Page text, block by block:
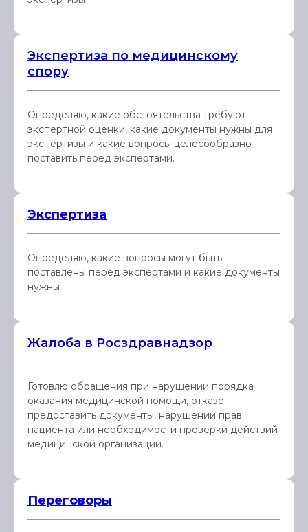
Экспертиза по медицинскому
спору
Определяю, какие обстоятельства требуют
экспертной оценки, какие документы нужны для
экспертизы и какие вопросы целесообразно
поставить перед экспертами.
Экспертиза
Определяю, какие вопросы могут быть
поставлены перед экспертами и какие документы
нужны
Жалоба в Росздравнадзор
Готовлю обращения при нарушении порядка
оказания медицинской помощи, отказе
предоставить документы, нарушении прав
пациента или необходимости проверки действий
медицинской организации.
Переговоры